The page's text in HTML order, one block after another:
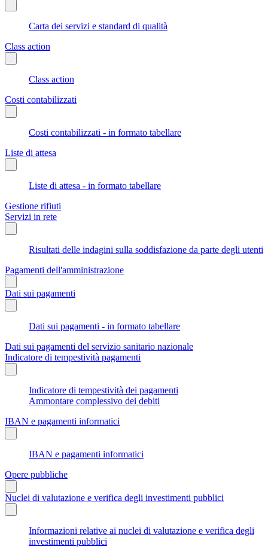
Carta dei servizi e standard di qualità
Class action
Class action
Costi contabilizzati
Costi contabilizzati - in formato tabellare
Liste di attesa
Liste di attesa - in formato tabellare
Gestione rifiuti
Servizi in rete
Risultati delle indagini sulla soddisfazione da parte degli utenti
Pagamenti dell'amministrazione
Dati sui pagamenti
Dati sui pagamenti - in formato tabellare
Dati sui pagamenti del servizio sanitario nazionale
Indicatore di tempestività pagamenti
Indicatore di tempestività dei pagamenti
Ammontare complessivo dei debiti
IBAN e pagamenti informatici
IBAN e pagamenti informatici
Opere pubbliche
Nuclei di valutazione e verifica degli investimenti pubblici
Informazioni relative ai nuclei di valutazione e verifica degli
investimenti pubblici